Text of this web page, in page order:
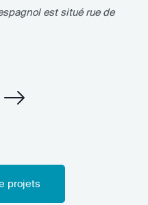
est situé rue de
projets